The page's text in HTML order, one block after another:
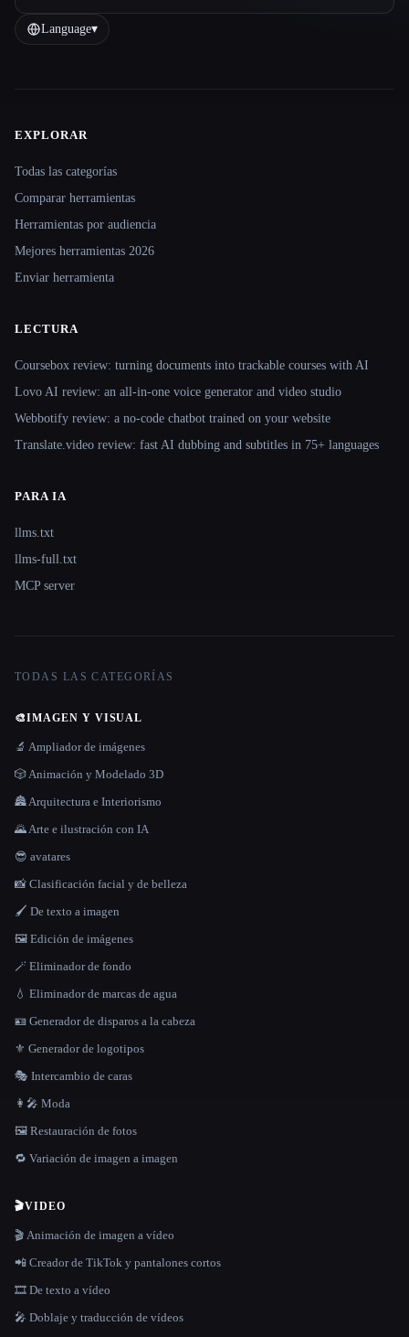
Language▾
Site navigation
EXPLORAR
Todas las categorías
Comparar herramientas
Herramientas por audiencia
Mejores herramientas 2026
Enviar herramienta
LECTURA
Coursebox review: turning documents into trackable courses with AI
Lovo AI review: an all-in-one voice generator and video studio
Webbotify review: a no-code chatbot trained on your website
Translate.video review: fast AI dubbing and subtitles in 75+ languages
PARA IA
llms.txt
llms-full.txt
MCP server
TODAS LAS CATEGORÍAS
🎨IMAGEN Y VISUAL
🔬 Ampliador de imágenes
🎲 Animación y Modelado 3D
🏯 Arquitectura e Interiorismo
🌄 Arte e ilustración con IA
😎 avatares
📸 Clasificación facial y de belleza
🖌️ De texto a imagen
🖼️ Edición de imágenes
🪄 Eliminador de fondo
💧 Eliminador de marcas de agua
🪪 Generador de disparos a la cabeza
⚜️ Generador de logotipos
🎭 Intercambio de caras
👩‍🎤 Moda
🖼️ Restauración de fotos
🔁 Variación de imagen a imagen
🎬VIDEO
🎬 Animación de imagen a vídeo
📲 Creador de TikTok y pantalones cortos
🎞️ De texto a vídeo
🎤 Doblaje y traducción de vídeos